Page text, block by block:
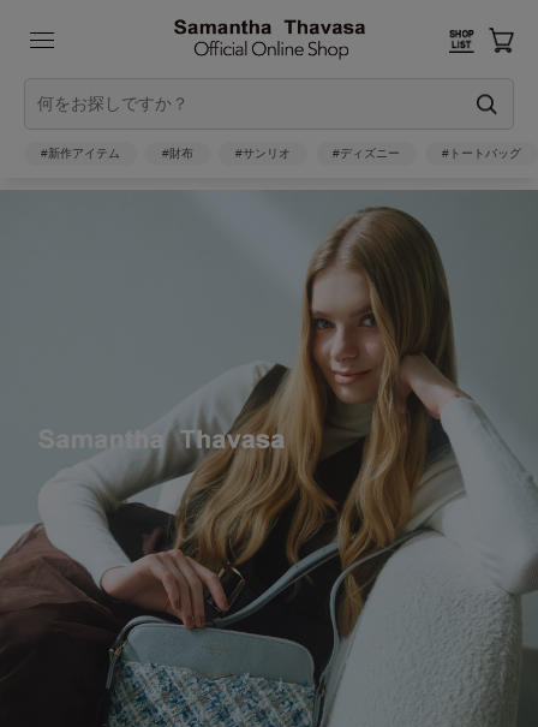
#新作アイテム #財布 #サンリオ #ディズニー #トートバッグ